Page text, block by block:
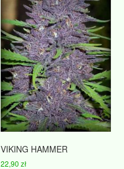
VIKING HAMMER
22,90zł